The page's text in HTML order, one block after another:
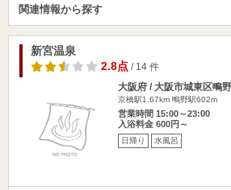
関連情報から探す
新宮温泉
2.8点/ 14 件
大阪府 / 大阪市城東区鴫
京橋駅1.67km 鴫野駅602m
営業時間 15:00～23:00
入浴料金 600円～
日帰り 水風呂